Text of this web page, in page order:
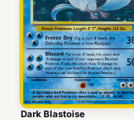
Dark Blastoise